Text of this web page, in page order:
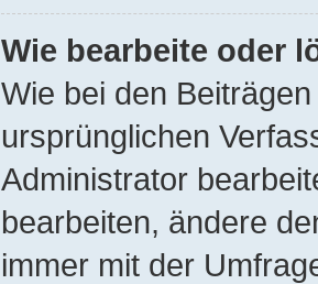
Wie bearbeite oder
Wie bei den
ursprünglichen
Administrator
bearbeiten, ändere
immer mit der